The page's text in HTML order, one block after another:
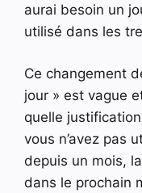
aurai besoin un
utilisé dans les
Ce changement
jour » est vague
quelle
vous n’avez pas
depuis un mois,
dans le prochain